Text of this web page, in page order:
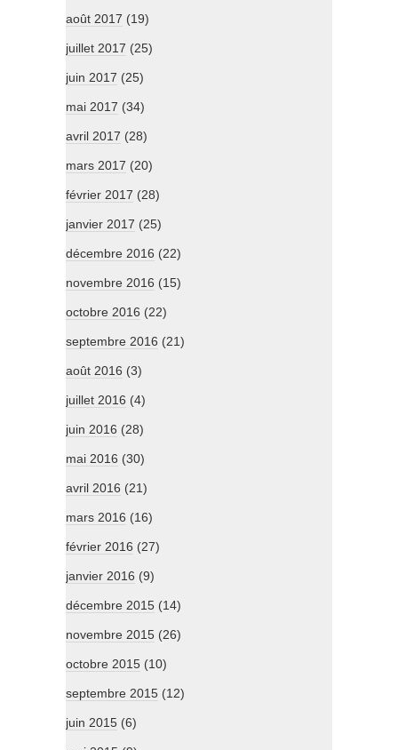
août 2017 (19)
juillet 2017 (25)
juin 2017 (25)
mai 2017 (34)
avril 2017 (28)
mars 2017 (20)
février 2017 (28)
janvier 2017 (25)
décembre 2016 (22)
novembre 2016 (15)
octobre 2016 (22)
septembre 2016 (21)
août 2016 (3)
juillet 2016 (4)
juin 2016 (28)
mai 2016 (30)
avril 2016 (21)
mars 2016 (16)
février 2016 (27)
janvier 2016 (9)
décembre 2015 (14)
novembre 2015 (26)
octobre 2015 (10)
septembre 2015 (12)
juin 2015 (6)